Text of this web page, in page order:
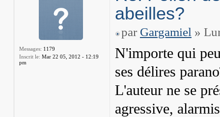
Messages: 1179
Inscrit le: Mar 22 05, 2012 - 12:19
pm
abeilles?
par Gargamiel »
N'importe qui
ses délires
L'auteur ne se
agressive,